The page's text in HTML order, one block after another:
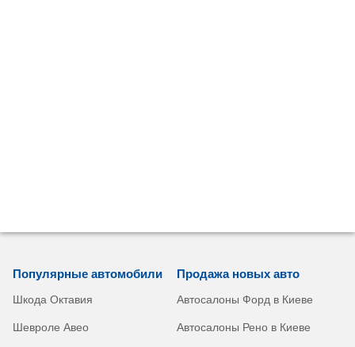
Популярные автомобили
Шкода Октавия
Шевроле Авео
Продажа новых авто
Автосалоны Форд в Киеве
Автосалоны Рено в Киеве